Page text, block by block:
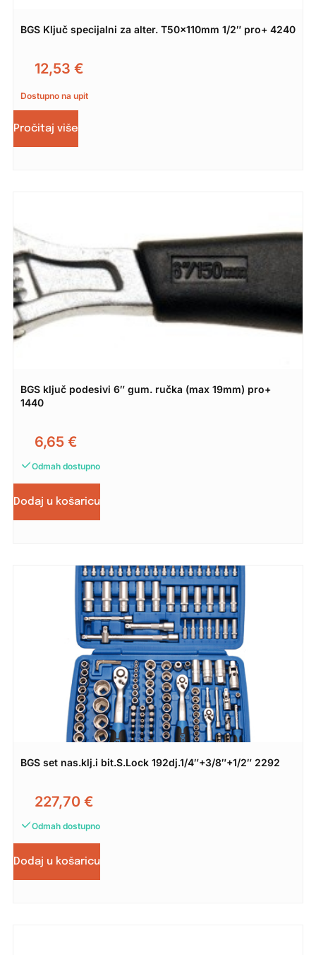
BGS Ključ specijalni za alter. T50x110mm 1/2″ pro+ 4240
12,53 €
Dostupno na upit
Pročitaj više
BGS ključ podesivi 6″ gum. ručka (max 19mm) pro+
1440
6,65 €
Odmah dostupno
Dodaj u košaricu
BGS set nas.klj.i bit.S.Lock 192dj.1/4″+3/8″+1/2″ 2292
227,70 €
Odmah dostupno
Dodaj u košaricu